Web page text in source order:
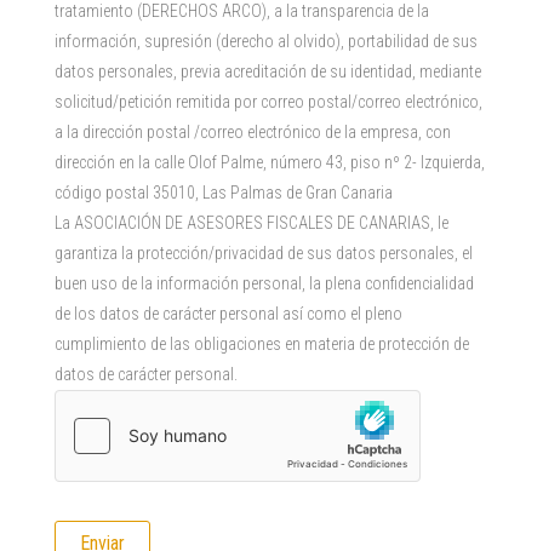
tratamiento (DERECHOS ARCO), a la transparencia de la
información, supresión (derecho al olvido), portabilidad de sus
datos personales, previa acreditación de su identidad, mediante
solicitud/petición remitida por correo postal/correo electrónico,
a la dirección postal /correo electrónico de la empresa, con
dirección en la calle Olof Palme, número 43, piso nº 2- Izquierda,
código postal 35010, Las Palmas de Gran Canaria
La ASOCIACIÓN DE ASESORES FISCALES DE CANARIAS, le
garantiza la protección/privacidad de sus datos personales, el
buen uso de la información personal, la plena confidencialidad
de los datos de carácter personal así como el pleno
cumplimiento de las obligaciones en materia de protección de
datos de carácter personal.